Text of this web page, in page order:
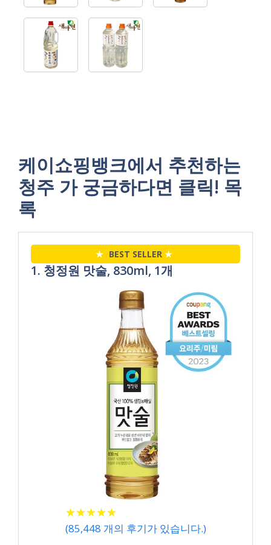
케이쇼핑뱅크에서 추천하는
청주 가 궁금하다면 클릭! 목
록
★ BEST SELLER ★
1. 청정원 맛술, 830ml, 1개
★★★★★
★★★★★
(85,448 개의 후기가 있습니다.)